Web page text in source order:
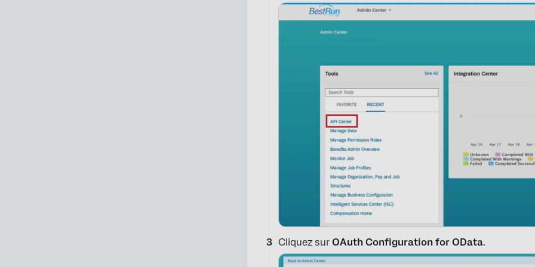
Cliquez surOAuth Configuration for OData.